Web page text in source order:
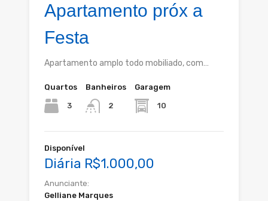
Apartamento próx a
Festa
Apartamento amplo todo mobiliado, com…
Quartos
3
Banheiros
2
Garagem
10
Disponível
Diária R$1.000,00
Anunciante:
Gelliane Marques